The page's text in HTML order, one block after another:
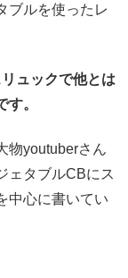
ブルを使ったレ
ュックで他とは
。
物youtuberさん
ェタブルCBにス
中心に書いてい